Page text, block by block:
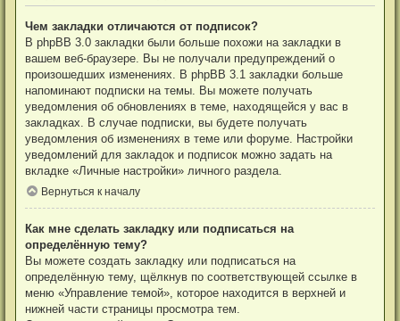
Чем закладки отличаются от подписок?
В phpBB 3.0 закладки были больше похожи на закладки в
вашем веб-браузере. Вы не получали предупреждений о
произошедших изменениях. В phpBB 3.1 закладки больше
напоминают подписки на темы. Вы можете получать
уведомления об обновлениях в теме, находящейся у вас в
закладках. В случае подписки, вы будете получать
уведомления об изменениях в теме или форуме. Настройки
уведомлений для закладок и подписок можно задать на
вкладке «Личные настройки» личного раздела.
Вернуться к началу
Как мне сделать закладку или подписаться на
определённую тему?
Вы можете создать закладку или подписаться на
определённую тему, щёлкнув по соответствующей ссылке в
меню «Управление темой», которое находится в верхней и
нижней части страницы просмотра тем.